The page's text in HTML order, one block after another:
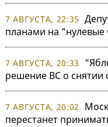
7 АВГУСТА, 22:35
планами на "нулевые
7 АВГУСТА, 20:33
решение ВС о снятии
7 АВГУСТА, 20:02
перестанет